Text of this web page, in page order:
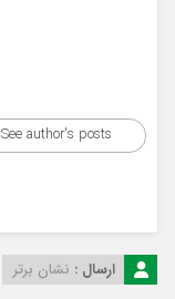
See author's posts
ارسال : نشان برتر